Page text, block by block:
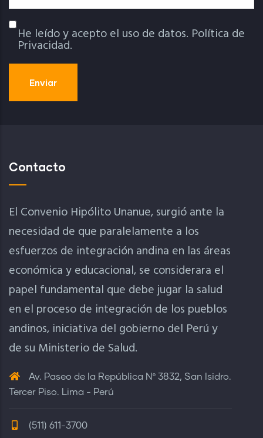
Política De Privacidad
He leído y acepto el uso de datos. Política de
Privacidad.
Contacto
El Convenio Hipólito Unanue, surgió ante la
necesidad de que paralelamente a los
esfuerzos de integración andina en las áreas
económica y educacional, se considerara el
papel fundamental que debe jugar la salud
en el proceso de integración de los pueblos
andinos, iniciativa del gobierno del Perú y
de su Ministerio de Salud.
Av. Paseo de la República Nº 3832, San Isidro.
Tercer Piso. Lima - Perú
(511) 611-3700